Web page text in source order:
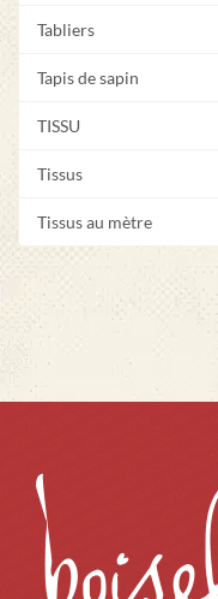
Tabliers
Tapis de sapin
TISSU
Tissus
Tissus au mètre